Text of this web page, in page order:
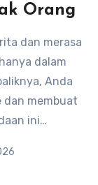
Orang
dan merasa
dalam
Anda
membuat
ini…